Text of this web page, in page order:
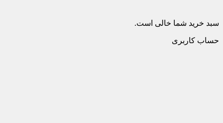
سبد خرید شما خالی است.
حساب کاربری